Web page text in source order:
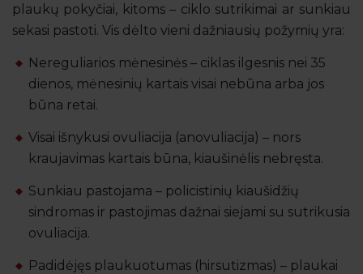
plaukų pokyčiai, kitoms – ciklo sutrikimai ar sunkiau
sekasi pastoti. Vis dėlto vieni dažniausių požymių yra:
Nereguliarios mėnesinės – ciklas ilgesnis nei 35
dienos, mėnesinių kartais visai nebūna arba jos
būna retai.
Visai išnykusi ovuliacija (anovuliacija) – nors
kraujavimas kartais būna, kiaušinėlis nebręsta.
Sunkiau pastojama – policistinių kiaušidžių
sindromas ir pastojimas dažnai siejami su sutrikusia
ovuliacija.
Padidėjęs plaukuotumas (hirsutizmas) – plaukai